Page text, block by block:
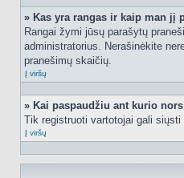
» Kas yra rangas ir kaip man jį
Rangai žymi jūsų parašytų
administratorius. Nerašinėkite
pranešimų skaičių.
Į viršų
» Kai paspaudžiu ant kurio
Tik registruoti vartotojai gali
Į viršų